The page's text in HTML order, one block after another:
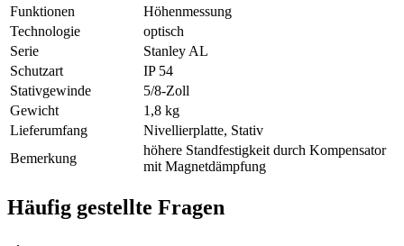
Funktionen
Höhenmessung
Technologie
optisch
Serie
Stanley AL
Schutzart
IP 54
Stativgewinde
5/8-Zoll
Gewicht
1,8 kg
Lieferumfang
Nivellierplatte, Stativ
Bemerkung
höhere Standfestigkeit durch Kompensator
mit Magnetdämpfung
Häufig gestellte Fragen